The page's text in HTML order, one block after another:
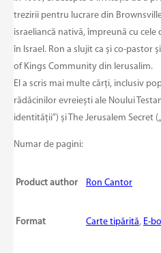
trezirii pentru lucrare din
israeliancă nativă, împreună cu
în Israel. Ron a slujit ca și co-pastor
of Kings Community din Ierusalim.
El a scris mai multe cărți, inclusiv
rădăcinilor evreiești ale Noului
identității”) și The Jerusalem Secret
Numar de pagini:
Product author Ron Cantor
Format Carte tipărită, E-